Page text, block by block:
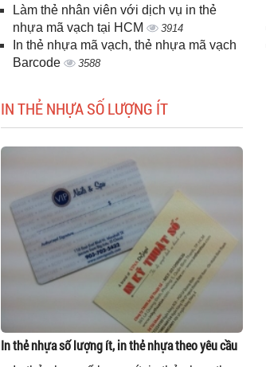
Làm thẻ nhân viên với dịch vụ in thẻ
nhựa mã vạch tại HCM
3914
In thẻ nhựa mã vạch, thẻ nhựa mã vạch
Barcode
3588
IN THẺ NHỰA SỐ LƯỢNG ÍT
In thẻ nhựa số lượng ít, in thẻ nhựa theo yêu cầu